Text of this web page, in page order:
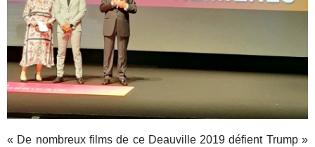
« De nombreux films de ce Deauville 2019 défient Trump »